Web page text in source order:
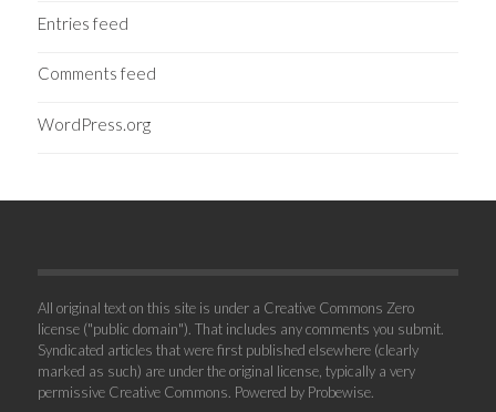
Entries feed
Comments feed
WordPress.org
All original text on this site is under a Creative Commons Zero
license ("public domain"). That includes any comments you submit.
Syndicated articles that were first published elsewhere (clearly
marked as such) are under the original license, typically a very
permissive Creative Commons. Powered by Probewise.